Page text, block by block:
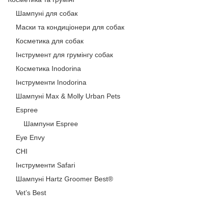
Шампуні для собак
Маски та кондиціонери для собак
Косметика для собак
Інструмент для грумінгу собак
Косметика Inodorina
Інструменти Inodorina
Шампуні Max & Molly Urban Pets
Espree
Шампуни Espree
Eye Envy
CHI
Інструменти Safari
Шампуні Hartz Groomer Best®
Vet’s Best